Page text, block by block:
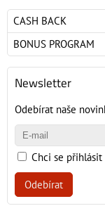
CASH BACK
BONUS PROGRAM
Newsletter
Odebírat naše
Chci se
Odebírat